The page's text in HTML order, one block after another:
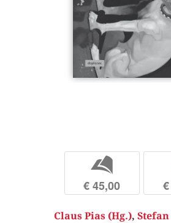
b
€ 45,00
Claus Pias (Hg.), Stefan